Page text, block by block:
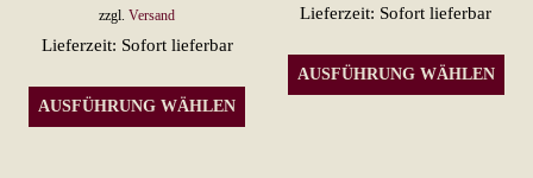
zzgl.Versand
Lieferzeit: Sofort lieferbar
AUSFÜHRUNG WÄHLEN
Dieses
Produkt
Lieferzeit: Sofort lieferbar
AUSFÜHRUNG WÄHLEN